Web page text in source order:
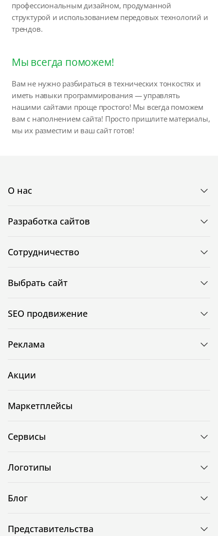
профессиональным дизайном, продуманной
структурой и использованием передовых технологий и
трендов.
Мы всегда поможем!
Вам не нужно разбираться в технических тонкостях и
иметь навыки программирования — управлять
нашими сайтами проще простого! Мы всегда поможем
вам с наполнением сайта! Просто пришлите материалы,
мы их разместим и ваш сайт готов!
О нас
Разработка сайтов
Сотрудничество
Выбрать сайт
SEO продвижение
Реклама
Акции
Маркетплейсы
Сервисы
Логотипы
Блог
Представительства